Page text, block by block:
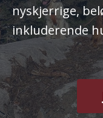
nyskjerrige,
inkluderende